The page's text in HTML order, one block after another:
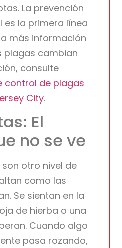
La prevención
es la primera línea
más información
plagas cambian
consulte
control de plagas
City.
El
no se ve
otro nivel de
como las
Se sientan en la
de hierba o una
Cuando algo
pasa rozando,